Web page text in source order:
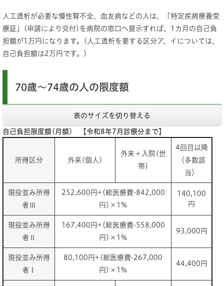
人工透析が必要な慢性腎不全、血友病などの人は、「特定疾病療養受
療証」(申請により交付)を病院の窓口へ提示すれば、1カ月の自己負
担額が1万円になります。(人工透析を要する区分ア、イについては、
自己負担額は2万円です。)
70歳～74歳の人の限度額
表のサイズを切り替える
自己負担限度額(月額) 【令和8年7月診療分まで】
所得区分 外来(個人)
外来＋入院(世
帯)
4回目以降
〈多数該
当〉
現役並み所得
者Ⅲ
252,600円+(総医療費-842,000
円)×1%
140,100
円
現役並み所得
者Ⅱ
167,400円+(総医療費-558,000
円)×1%
93,000円
現役並み所得
者Ⅰ
80,100円+(総医療費-267,000
円)×1%
44,400円